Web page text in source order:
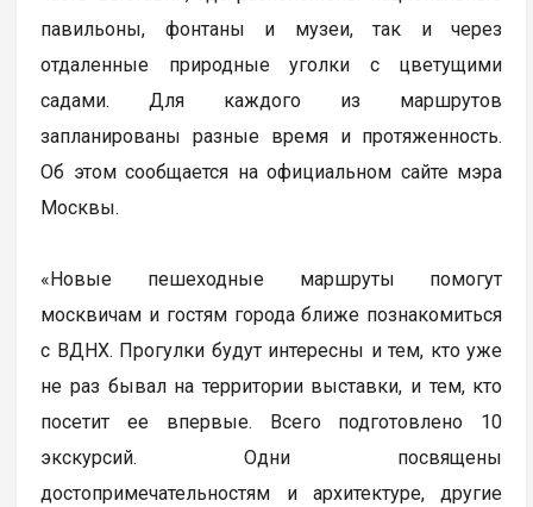
павильоны, фонтаны и музеи, так и через
отдаленные природные уголки с цветущими
садами. Для каждого из маршрутов
запланированы разные время и протяженность.
Об этом сообщается на официальном сайте мэра
Москвы.
«Новые пешеходные маршруты помогут
москвичам и гостям города ближе познакомиться
с ВДНХ. Прогулки будут интересны и тем, кто уже
не раз бывал на территории выставки, и тем, кто
посетит ее впервые. Всего подготовлено 10
экскурсий. Одни посвящены
достопримечательностям и архитектуре, другие